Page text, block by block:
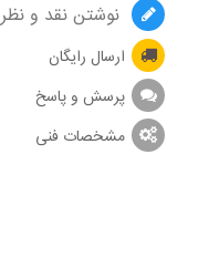
نوشتن نقد و نظر
ارسال رایگان
پرسش و پاسخ
مشخصات فنی